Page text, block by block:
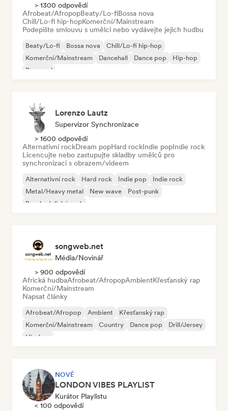
> 1300 odpovědí
Afrobeat/AfropopBeaty/Lo-fiBossa nova
Chill/Lo-fi hip-hopKomerční/Mainstream
Podepište smlouvu s umělci nebo vydávejte jejich hudbu
Beaty/Lo-fi Bossa nova
Chill/Lo-fi hip-hop
Komerční/Mainstream
Dancehall Dance pop
Hip-hop
Pop-soul
Lorenzo Lautz
Supervizor Synchronizace
> 1600 odpovědí
Alternativní rockDream popHard rockIndie popIndie rock
Licencujte nebo zastupujte skladby umělců pro
synchronizaci s obrazem/videem
Alternativní rock Hard rock Indie pop
Indie rock
Metal/Heavy metal
New wave
Post-punk
Psychedelický rock
songweb.net
Média/novinář
> 900 odpovědí
Africká hudbaAfrobeat/AfropopAmbientKřesťanský rap
Komerční/Mainstream
Napsat články
Afrobeat/Afropop Ambient
Křesťanský rap
Komerční/Mainstream
Country Dance pop
Drill/Jersey
Hip-hop
NOVÉ
LONDON VIBES PLAYLIST
Kurátor Playlistu
< 100 odpovědí